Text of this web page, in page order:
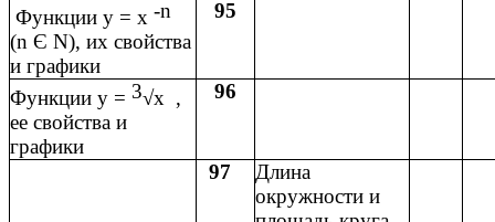
Функции y = x -n
(n Є N), их свойства
и графики
95
Функции y = 3√x ,
ее свойства и
графики
96
97
Длина
окружности и